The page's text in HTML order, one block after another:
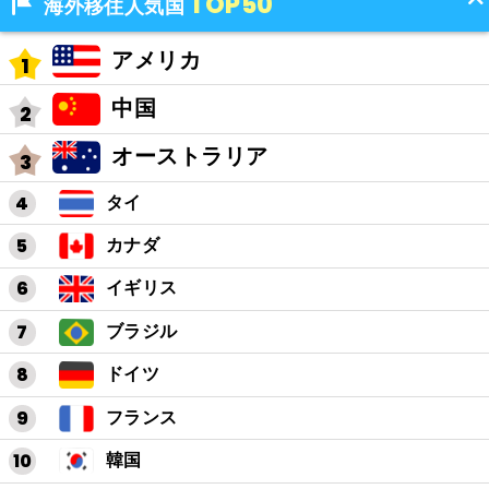
海外移住人気国
アメリカ
中国
オーストラリア
タイ
カナダ
イギリス
ブラジル
ドイツ
フランス
韓国